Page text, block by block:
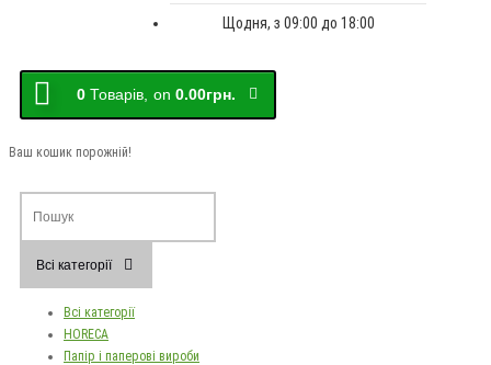
Щодня, з 09:00 до 18:00
0 Товарів, on 0.00грн.
Ваш кошик порожній!
Всі категорії
Всі категорії
HORECA
Папір і паперові вироби